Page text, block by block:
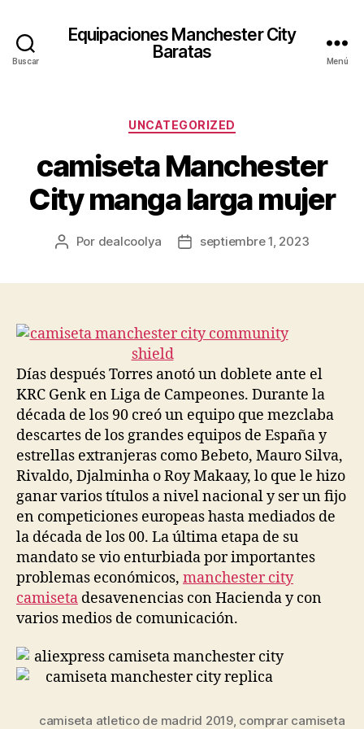
Buscar
Equipaciones Manchester City
Baratas
Menú
Categorías
UNCATEGORIZED
camiseta Manchester
City manga larga mujer
Autor
Por dealcoolya
Fechaseptiembre 1, 2023
Días después Torres anotó un doblete ante el
KRC Genk en Liga de Campeones. Durante la
década de los 90 creó un equipo que mezclaba
descartes de los grandes equipos de España y
estrellas extranjeras como Bebeto, Mauro Silva,
Rivaldo, Djalminha o Roy Makaay, lo que le hizo
ganar varios títulos a nivel nacional y ser un fijo
en competiciones europeas hasta mediados de
la década de los 00. La última etapa de su
mandato se vio enturbiada por importantes
problemas económicos, manchester city
camiseta desavenencias con Hacienda y con
varios medios de comunicación.
camiseta atletico de madrid 2019, comprar camiseta